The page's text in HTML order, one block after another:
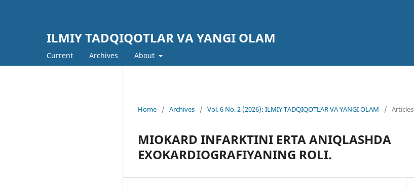
ILMIY TADQIQOTLAR VA YANGI OLAM
Current Archives About
Home / Archives / Vol. 6 No. 2 (2026): ILMIY TADQIQOTLAR VA YANGI OLAM / Articles
MIOKARD INFARKTINI ERTA ANIQLASHDA
EXOKARDIOGRAFIYANING ROLI.